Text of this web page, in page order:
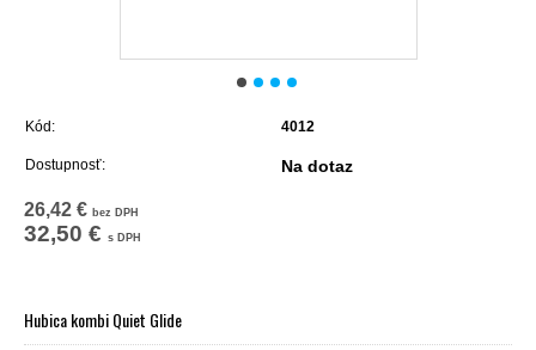
Kód: 4012
Dostupnosť: Na dotaz
26,42 € bez DPH
32,50 € s DPH
Hubica kombi Quiet Glide